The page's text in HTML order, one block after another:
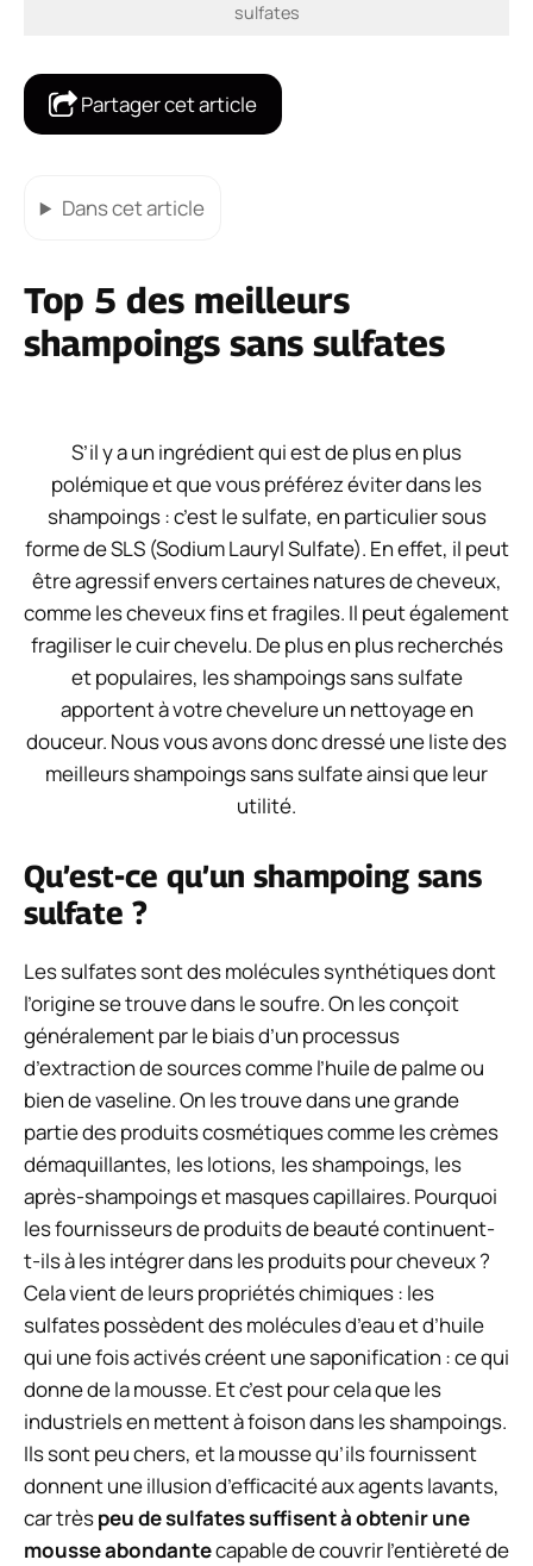
sulfates
Partager cet article
Dans cet article
Top 5 des meilleurs
shampoings sans sulfates
S’il y a un ingrédient qui est de plus en plus
polémique et que vous préférez éviter dans les
shampoings : c’est le sulfate, en particulier sous
forme de SLS (Sodium Lauryl Sulfate). En effet, il peut
être agressif envers certaines natures de cheveux,
comme les cheveux fins et fragiles. Il peut également
fragiliser le cuir chevelu. De plus en plus recherchés
et populaires, les shampoings sans sulfate
apportent à votre chevelure un nettoyage en
douceur. Nous vous avons donc dressé une liste des
meilleurs shampoings sans sulfate ainsi que leur
utilité.
Qu’est-ce qu’un shampoing sans
sulfate ?
Les sulfates sont des molécules synthétiques dont
l’origine se trouve dans le soufre. On les conçoit
généralement par le biais d’un processus
d’extraction de sources comme l’huile de palme ou
bien de vaseline. On les trouve dans une grande
partie des produits cosmétiques comme les crèmes
démaquillantes, les lotions, les shampoings, les
après-shampoings et masques capillaires. Pourquoi
les fournisseurs de produits de beauté continuent-
t-ils à les intégrer dans les produits pour cheveux ?
Cela vient de leurs propriétés chimiques : les
sulfates possèdent des molécules d’eau et d’huile
qui une fois activés créent une saponification : ce qui
donne de la mousse. Et c’est pour cela que les
industriels en mettent à foison dans les shampoings.
Ils sont peu chers, et la mousse qu’ils fournissent
donnent une illusion d’efficacité aux agents lavants,
car trèspeu de sulfates suffisent à obtenir une
mousse abondantecapable de couvrir l’entièreté de